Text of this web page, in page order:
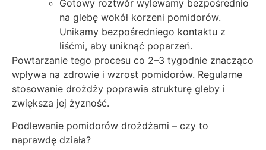
Gotowy roztwór wylewamy bezpośrednio
na glebę wokół korzeni pomidorów.
Unikamy bezpośredniego kontaktu z
liśćmi, aby uniknąć poparzeń.
Powtarzanie tego procesu co 2–3 tygodnie znacząco
wpływa na zdrowie i wzrost pomidorów. Regularne
stosowanie drożdży poprawia strukturę gleby i
zwiększa jej żyzność.
Podlewanie pomidorów drożdżami – czy to
naprawdę działa?